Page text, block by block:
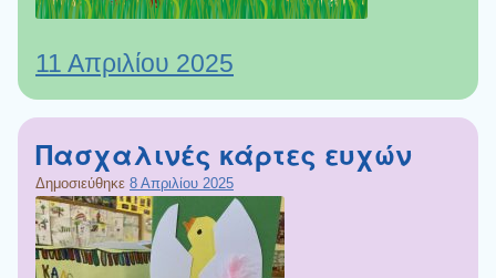
11 Απριλίου 2025
Πασχαλινές κάρτες ευχών
Δημοσιεύθηκε 8 Απριλίου 2025